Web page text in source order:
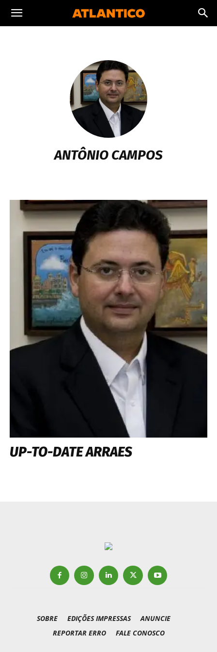
ANTÔNIO CAMPOS
UP-TO-DATE ARRAES
SOBRE EDIÇÕES IMPRESSAS
ANUNCIE
REPORTAR ERRO
FALE CONOSCO